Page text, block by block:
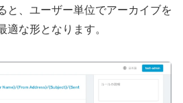
と、ユーザー単位でアーカイブを
な形となります。